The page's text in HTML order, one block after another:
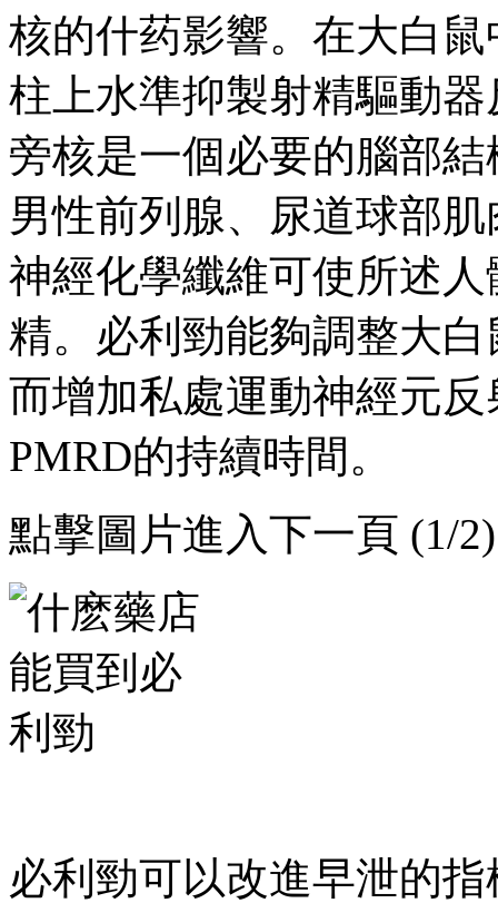
核的什药影響。在大白
柱上水準抑製射精驅動器反
旁核是一個必要的腦部結構
男性前列腺、尿道球
神經化學纖維可使所述
精。必利勁能夠調整大
而增加私處運動神經元反
PMRD的持續時間。
點擊圖片進入下一頁 (1/2)
必利勁可以改進早泄的指